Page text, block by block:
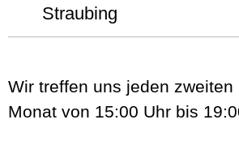
Straubing
Wir treffen uns jeden zweiten
Monat von 15:00 Uhr bis